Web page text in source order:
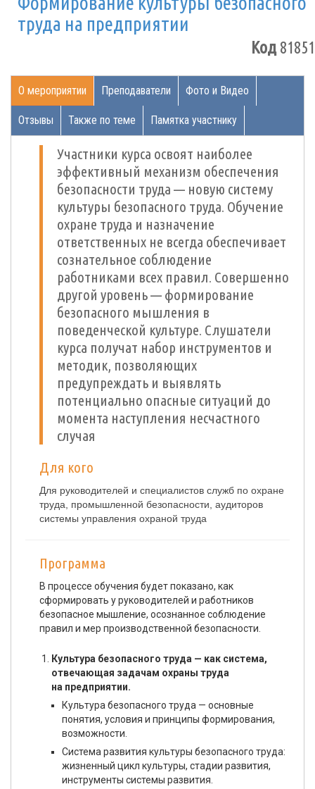
труда на предприятии
Код81851
О мероприятии Преподаватели Фото и Видео
Отзывы Также по теме Памятка участнику
Участники курса освоят наиболее
эффективный механизм обеспечения
безопасности труда — новую систему
культуры безопасного труда. Обучение
охране труда и назначение
ответственных не всегда обеспечивает
сознательное соблюдение
работниками всех правил. Совершенно
другой уровень — формирование
безопасного мышления в
поведенческой культуре. Слушатели
курса получат набор инструментов и
методик, позволяющих
предупреждать и выявлять
потенциально опасные ситуаций до
момента наступления несчастного
случая
Для кого
Для руководителей и специалистов служб по охране
труда, промышленной безопасности, аудиторов
системы управления охраной труда
Программа
В процессе обучения будет показано, как
сформировать у руководителей и работников
безопасное мышление, осознанное соблюдение
правил и мер производственной безопасности.
Культура безопасного труда — как система,
отвечающая задачам охраны труда
на предприятии.
Культура безопасного труда — основные
понятия, условия и принципы формирования,
возможности.
Система развития культуры безопасного труда:
жизненный цикл культуры, стадии развития,
инструменты системы развития.